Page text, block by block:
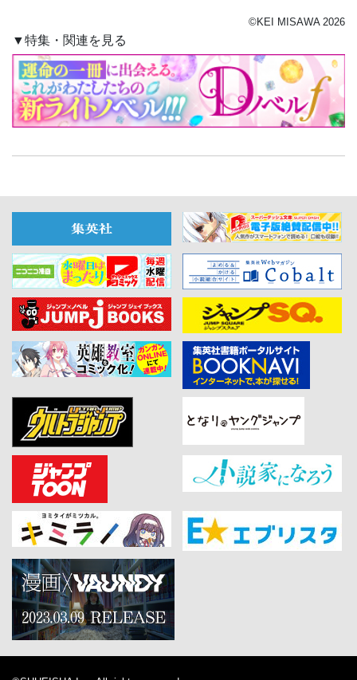
©KEI MISAWA 2026
▼特集・関連を見る